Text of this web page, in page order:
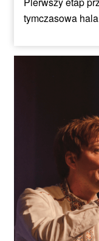
tymczasowa